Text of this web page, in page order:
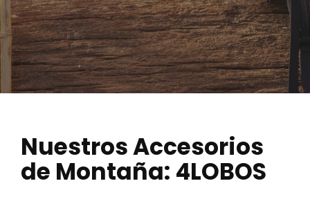
Nuestros Accesorios
de Montaña: 4LOBOS